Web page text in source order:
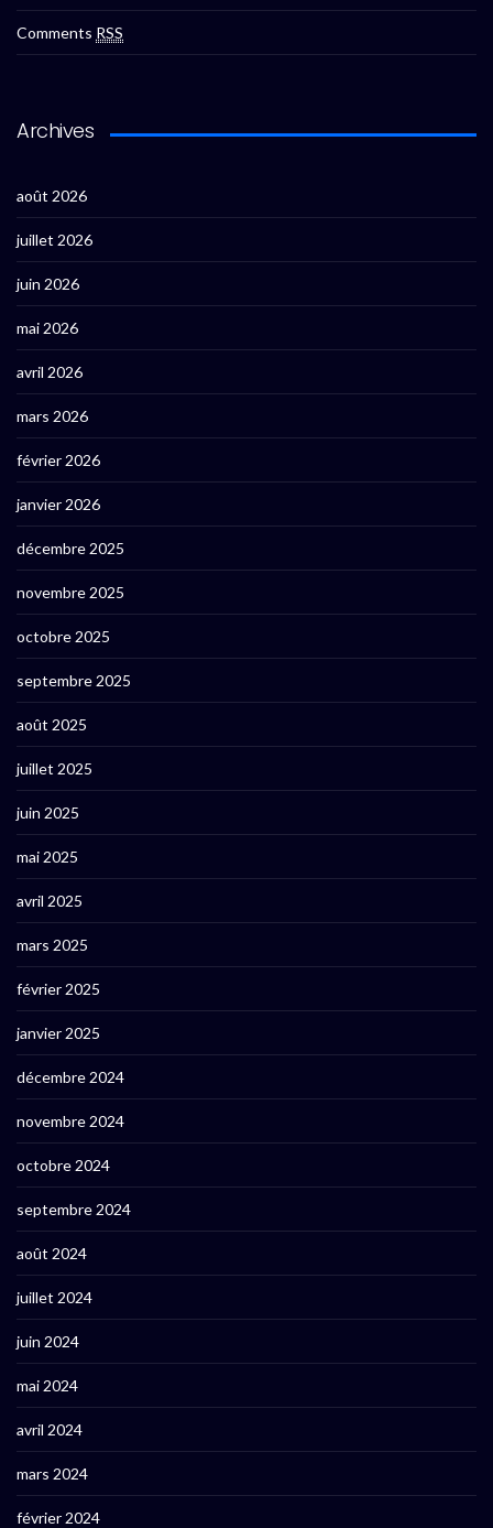
Comments RSS
Archives
août 2026
juillet 2026
juin 2026
mai 2026
avril 2026
mars 2026
février 2026
janvier 2026
décembre 2025
novembre 2025
octobre 2025
septembre 2025
août 2025
juillet 2025
juin 2025
mai 2025
avril 2025
mars 2025
février 2025
janvier 2025
décembre 2024
novembre 2024
octobre 2024
septembre 2024
août 2024
juillet 2024
juin 2024
mai 2024
avril 2024
mars 2024
février 2024